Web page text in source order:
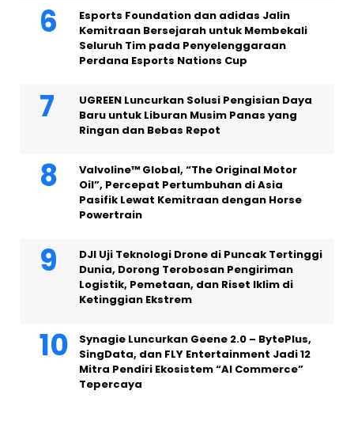
Esports Foundation dan adidas Jalin
Kemitraan Bersejarah untuk Membekali
Seluruh Tim pada Penyelenggaraan
Perdana Esports Nations Cup
UGREEN Luncurkan Solusi Pengisian Daya
Baru untuk Liburan Musim Panas yang
Ringan dan Bebas Repot
Valvoline™ Global, “The Original Motor
Oil”, Percepat Pertumbuhan di Asia
Pasifik Lewat Kemitraan dengan Horse
Powertrain
DJI Uji Teknologi Drone di Puncak Tertinggi
Dunia, Dorong Terobosan Pengiriman
Logistik, Pemetaan, dan Riset Iklim di
Ketinggian Ekstrem
Synagie Luncurkan Geene 2.0 – BytePlus,
SingData, dan FLY Entertainment Jadi 12
Mitra Pendiri Ekosistem “AI Commerce”
Tepercaya